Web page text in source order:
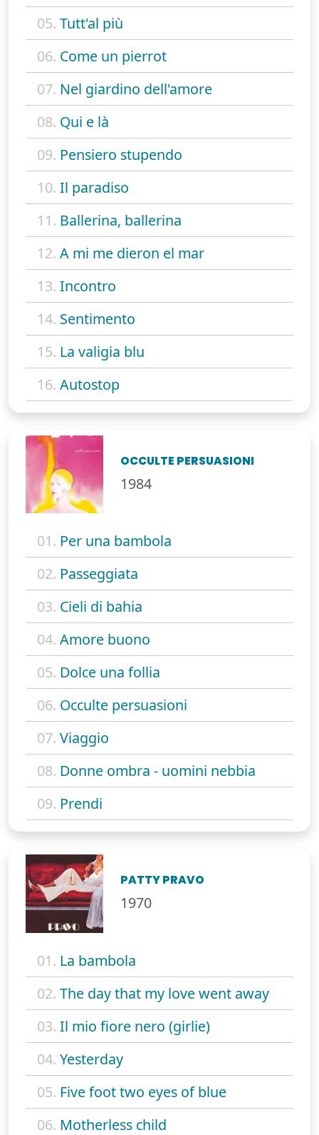
05. Tutt'al più
06. Come un pierrot
07. Nel giardino dell'amore
08. Qui e là
09. Pensiero stupendo
10. Il paradiso
11. Ballerina, ballerina
12. A mi me dieron el mar
13. Incontro
14. Sentimento
15. La valigia blu
16. Autostop
OCCULTE PERSUASIONI
1984
01. Per una bambola
02. Passeggiata
03. Cieli di bahia
04. Amore buono
05. Dolce una follia
06. Occulte persuasioni
07. Viaggio
08. Donne ombra - uomini nebbia
09. Prendi
PATTY PRAVO
1970
01. La bambola
02. The day that my love went away
03. Il mio fiore nero (girlie)
04. Yesterday
05. Five foot two eyes of blue
06. Motherless child